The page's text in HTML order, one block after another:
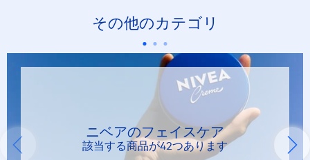
その他のカテゴリ
ニベアのフェイスケア
該当する商品が42つあります